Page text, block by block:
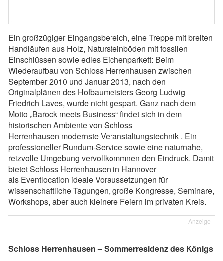
Ein großzügiger Eingangsbereich, eine Treppe mit breiten
Handläufen aus Holz, Natursteinböden mit fossilen
Einschlüssen sowie edles Eichenparkett: Beim
Wiederaufbau von Schloss Herrenhausen zwischen
September 2010 und Januar 2013, nach den
Originalplänen des Hofbaumeisters Georg Ludwig
Friedrich Laves, wurde nicht gespart. Ganz nach dem
Motto „Barock meets Business“ findet sich in dem
historischen Ambiente von Schloss
Herrenhausen modernste Veranstaltungstechnik . Ein
professioneller Rundum-Service sowie eine naturnahe,
reizvolle Umgebung vervollkommnen den Eindruck. Damit
bietet Schloss Herrenhausen in Hannover
als Eventlocation ideale Voraussetzungen für
wissenschaftliche Tagungen, große Kongresse, Seminare,
Workshops, aber auch kleinere Feiern im privaten Kreis.
Anzeige
Schloss Herrenhausen – Sommerresidenz des Königs